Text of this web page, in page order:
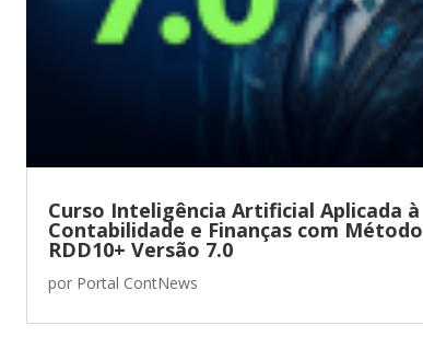
Curso Inteligência Artificial Aplicada à
Contabilidade e Finanças com Método
RDD10+ Versão 7.0
por Portal ContNews